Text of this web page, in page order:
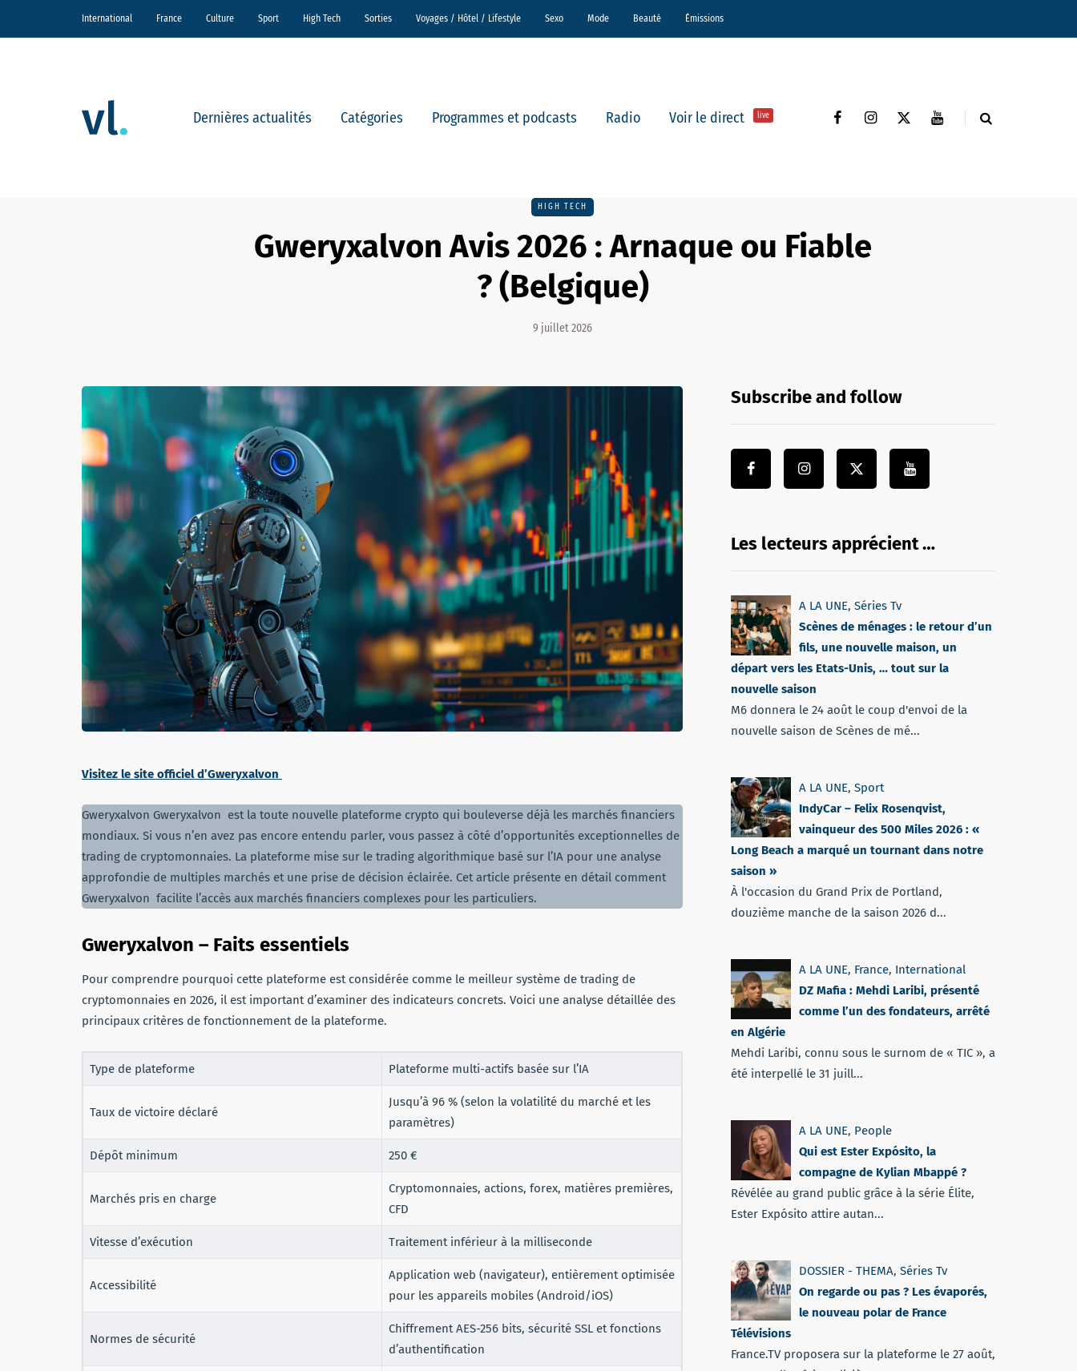
International France Culture Sport High Tech Sorties Voyages / Hôtel / Lifestyle Sexo Mode Beauté Émissions
Dernières actualités Catégories Programmes et podcasts Radio Voir le direct live
HIGH TECH
Gweryxalvon Avis 2026 : Arnaque ou Fiable
? (Belgique)
9 juillet 2026
Visitez le site officiel d’Gweryxalvon
Gweryxalvon Gweryxalvon est la toute nouvelle plateforme crypto qui bouleverse déjà les marchés financiers
mondiaux. Si vous n’en avez pas encore entendu parler, vous passez à côté d’opportunités exceptionnelles de
trading de cryptomonnaies. La plateforme mise sur le trading algorithmique basé sur l’IA pour une analyse
approfondie de multiples marchés et une prise de décision éclairée. Cet article présente en détail comment
Gweryxalvon facilite l’accès aux marchés financiers complexes pour les particuliers.
Gweryxalvon – Faits essentiels
Pour comprendre pourquoi cette plateforme est considérée comme le meilleur système de trading de
cryptomonnaies en 2026, il est important d’examiner des indicateurs concrets. Voici une analyse détaillée des
principaux critères de fonctionnement de la plateforme.
Type de plateforme Plateforme multi-actifs basée sur l’IA
Taux de victoire déclaré
Jusqu’à 96 % (selon la volatilité du marché et les
paramètres)
Dépôt minimum 250 €
Marchés pris en charge
Cryptomonnaies, actions, forex, matières premières,
CFD
Vitesse d’exécution Traitement inférieur à la milliseconde
Accessibilité
Application web (navigateur), entièrement optimisée
pour les appareils mobiles (Android/iOS)
Normes de sécurité
Chiffrement AES-256 bits, sécurité SSL et fonctions
d’authentification
Subscribe and follow
Les lecteurs apprécient …
A LA UNE, Séries Tv
Scènes de ménages : le retour d’un
fils, une nouvelle maison, un
départ vers les Etats-Unis, … tout sur la
nouvelle saison
M6 donnera le 24 août le coup d'envoi de la
nouvelle saison de Scènes de mé...
A LA UNE, Sport
IndyCar – Felix Rosenqvist,
vainqueur des 500 Miles 2026 : «
Long Beach a marqué un tournant dans notre
saison »
À l'occasion du Grand Prix de Portland,
douzième manche de la saison 2026 d...
A LA UNE, France, International
DZ Mafia : Mehdi Laribi, présenté
comme l’un des fondateurs, arrêté
en Algérie
Mehdi Laribi, connu sous le surnom de « TIC », a
été interpellé le 31 juill...
A LA UNE, People
Qui est Ester Expósito, la
compagne de Kylian Mbappé ?
Révélée au grand public grâce à la série Élite,
Ester Expósito attire autan...
DOSSIER - THEMA, Séries Tv
On regarde ou pas ? Les évaporés,
le nouveau polar de France
Télévisions
France.TV proposera sur la plateforme le 27 août,